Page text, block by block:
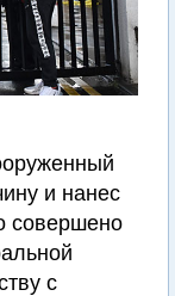
и нанес
совершено
с